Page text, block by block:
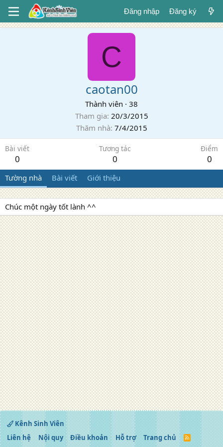
Đăng nhập Đăng ký
C
caotan00
Thành viên · 38
Tham gia 20/3/2015
Thăm nhà 7/4/2015
Bài viết
0
Tương tác
0
Điểm
0
Tường nhà Bài viết Giới thiệu
Chúc một ngày tốt lành ^^
Kênh Sinh Viên
Liên hệ
Nội quy Điều khoản Hỗ trợ Trang chủ
R